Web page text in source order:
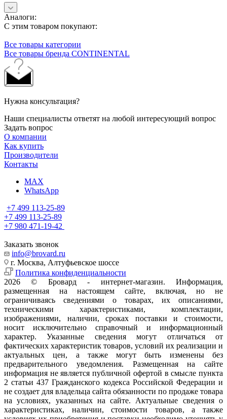
Аналоги:
С этим товаром покупают:
Все товары категории
Все товары бренда CONTINENTAL
Нужна консультация?
Наши специалисты ответят на любой интересующий вопрос
Задать вопрос
О компании
Как купить
Производители
Контакты
MAX
WhatsApp
+7 499 113-25-89
+7 499 113-25-89
+7 980 471-19-42
Заказать звонок
info@brovard.ru
г. Москва, Алтуфьевское шоссе
Политика конфиденциальности
2026 © Бровард - интернет-магазин. Информация,
размещенная на настоящем сайте, включая, но не
ограничиваясь сведениями о товарах, их описаниями,
техническими характеристиками, комплектации,
изображениями, наличии, сроках поставки и стоимости,
носит исключительно справочный и информационный
характер. Указанные сведения могут отличаться от
фактических характеристик товаров, условий их реализации и
актуальных цен, а также могут быть изменены без
предварительного уведомления. Размещенная на сайте
информация не является публичной офертой в смысле пункта
2 статьи 437 Гражданского кодекса Российской Федерации и
не создает для владельца сайта обязанности по продаже товара
на условиях, указанных на сайте. Актуальные сведения о
характеристиках, наличии, стоимости товаров, а также